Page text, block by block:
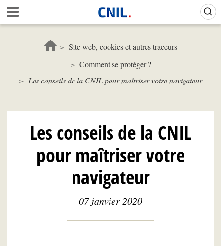
Aller
au
contenu
c
i
-
N
L
Site web, cookies et autres traceurs
Comment se protéger ?
Les conseils de la CNIL pour maîtriser votre navigateur
Les conseils de la CNIL
pour maîtriser votre
navigateur
07 janvier 2020
Gestion de vos préférences sur les cookies (témoins de connexion)